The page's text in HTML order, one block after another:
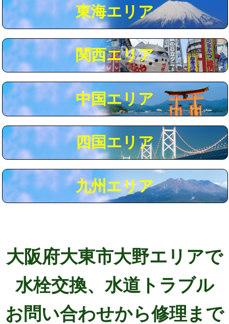
コンクリート斫り（厚さ10㎝まで） 27,500円
コンクリート斫り（厚さ10㎝超え） 38,500円
モルタル補修（厚さ10㎝まで） 27,500円
追加人工 16,500円
※給水管工事は20mmまでの価格です。
東海エリア
関西エリア
中国エリア
四国エリア
九州エリア
大阪府大東市大野エリアで
水栓交換、水道トラブル
お問い合わせから修理まで